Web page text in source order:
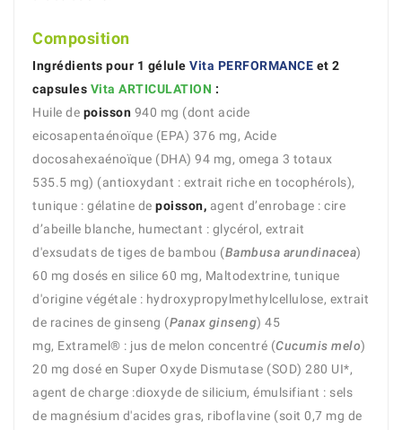
Composition
Ingrédients pour 1 gélule Vita PERFORMANCE et 2
capsules Vita ARTICULATION :
Huile de poisson 940 mg (dont acide
eicosapentaénoïque (EPA) 376 mg, Acide
docosahexaénoïque (DHA) 94 mg, omega 3 totaux
535.5 mg) (antioxydant : extrait riche en tocophérols),
tunique : gélatine de poisson, agent d’enrobage : cire
d’abeille blanche, humectant : glycérol, extrait
d'exsudats de tiges de bambou (Bambusa arundinacea)
60 mg dosés en silice 60 mg, Maltodextrine, tunique
d'origine végétale : hydroxypropylmethylcellulose, extrait
de racines de ginseng (Panax ginseng) 45
mg, Extramel® : jus de melon concentré (Cucumis melo)
20 mg dosé en Super Oxyde Dismutase (SOD) 280 UI*,
agent de charge :dioxyde de silicium, émulsifiant : sels
de magnésium d'acides gras, riboflavine (soit 0,7 mg de